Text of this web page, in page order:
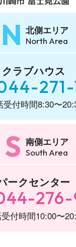
N 北側エリア
North Area
クラブハウス
271-
受付時間8:30〜
S 南側エリア
South Area
ークセンター
276-
付時間10:00〜